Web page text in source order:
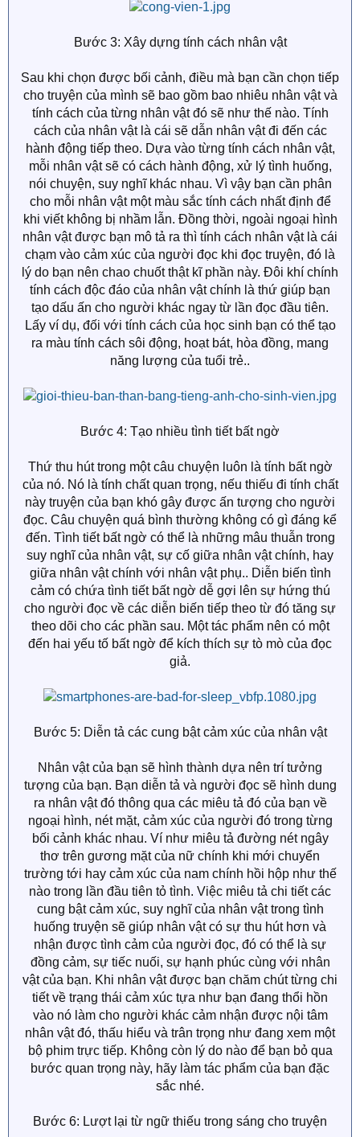
Bước 3: Xây dựng tính cách nhân vật
Sau khi chọn được bối cảnh, điều mà bạn cần chọn tiếp
cho truyện của mình sẽ bao gồm bao nhiêu nhân vật và
tính cách của từng nhân vật đó sẽ như thế nào. Tính
cách của nhân vật là cái sẽ dẫn nhân vật đi đến các
hành động tiếp theo. Dựa vào từng tính cách nhân vật,
mỗi nhân vật sẽ có cách hành động, xử lý tình huống,
nói chuyện, suy nghĩ khác nhau. Vì vậy bạn cần phân
cho mỗi nhân vật một màu sắc tính cách nhất định để
khi viết không bị nhầm lẫn. Đồng thời, ngoài ngoại hình
nhân vật được bạn mô tả ra thì tính cách nhân vật là cái
chạm vào cảm xúc của người đọc khi đọc truyện, đó là
lý do bạn nên chao chuốt thật kĩ phần này. Đôi khí chính
tính cách độc đáo của nhân vật chính là thứ giúp bạn
tạo dấu ấn cho người khác ngay từ lần đọc đầu tiên.
Lấy ví dụ, đối với tính cách của học sinh bạn có thể tạo
ra màu tính cách sôi động, hoạt bát, hòa đồng, mang
năng lượng của tuổi trẻ..
Bước 4: Tạo nhiều tình tiết bất ngờ
Thứ thu hút trong một câu chuyện luôn là tính bất ngờ
của nó. Nó là tính chất quan trọng, nếu thiếu đi tính chất
này truyện của bạn khó gây được ấn tượng cho người
đọc. Câu chuyện quá bình thường không có gì đáng kể
đến. Tình tiết bất ngờ có thể là những mâu thuẫn trong
suy nghĩ của nhân vật, sự cố giữa nhân vật chính, hay
giữa nhân vật chính với nhân vật phụ.. Diễn biến tình
cảm có chứa tình tiết bất ngờ dễ gợi lên sự hứng thú
cho người đọc về các diễn biến tiếp theo từ đó tăng sự
theo dõi cho các phần sau. Một tác phẩm nên có một
đến hai yếu tố bất ngờ để kích thích sự tò mò của đọc
giả.
Bước 5: Diễn tả các cung bật cảm xúc của nhân vật
Nhân vật của bạn sẽ hình thành dựa nên trí tưởng
tượng của bạn. Bạn diễn tả và người đọc sẽ hình dung
ra nhân vật đó thông qua các miêu tả đó của bạn về
ngoại hình, nét mặt, cảm xúc của người đó trong từng
bối cảnh khác nhau. Ví như miêu tả đường nét ngây
thơ trên gương mặt của nữ chính khi mới chuyển
trường tới hay cảm xúc của nam chính hồi hộp như thế
nào trong lần đầu tiên tỏ tình. Việc miêu tả chi tiết các
cung bật cảm xúc, suy nghĩ của nhân vật trong tình
huống truyện sẽ giúp nhân vật có sự thu hút hơn và
nhận được tình cảm của người đọc, đó có thể là sự
đồng cảm, sự tiếc nuối, sự hạnh phúc cùng với nhân
vật của bạn. Khi nhân vật được bạn chăm chút từng chi
tiết về trạng thái cảm xúc tựa như bạn đang thổi hồn
vào nó làm cho người khác cảm nhận được nội tâm
nhân vật đó, thấu hiểu và trân trọng như đang xem một
bộ phim trực tiếp. Không còn lý do nào để bạn bỏ qua
bước quan trọng này, hãy làm tác phẩm của bạn đặc
sắc nhé.
Bước 6: Lượt lại từ ngữ thiếu trong sáng cho truyện